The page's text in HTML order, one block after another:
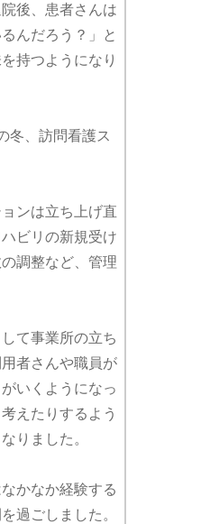
後、患者さんは
んだろう？」と
持つようになり
冬、訪問看護ス
ンは立ち上げ直
ビリの新規受け
調整など、管理
て事業所の立ち
者さんや職員が
いくようになっ
えたりするよう
りました。
かなか経験する
過ごしました。